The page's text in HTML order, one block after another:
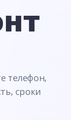
телефон,
сроки